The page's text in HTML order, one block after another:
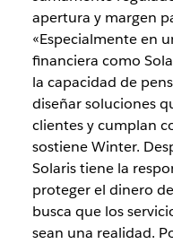
apertura y margen
«Especialmente en
financiera como
la capacidad de
diseñar soluciones
clientes y cumplan
sostiene Winter.
Solaris tiene la
proteger el dinero
busca que los
sean una realidad.